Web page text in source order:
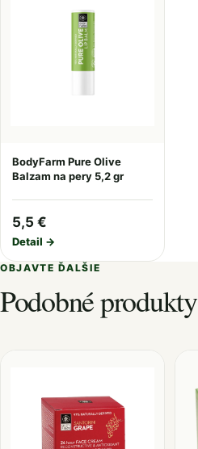
BodyFarm Pure Olive
Balzam na pery 5,2 gr
5,5 €
Detail →
OBJAVTE ĎALŠIE
Podobné produkty